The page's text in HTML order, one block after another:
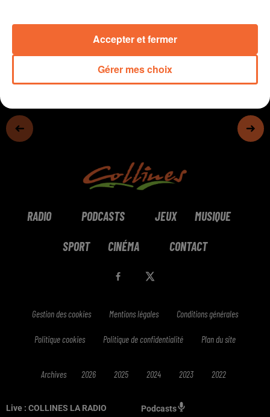
Live : COLLINES LA RADIO Podcasts
RADIO PODCASTS JEUX MUSIQUE
SPORT CINÉMA CONTACT
Gestion des cookies Mentions légales Conditions générales
Politique cookies Politique de confidentialité Plan du site
Archives 2026 2025 2024 2023 2022
Gérer mes choix
Accepter et fermer